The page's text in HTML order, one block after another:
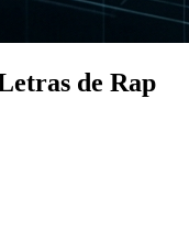
de Rap